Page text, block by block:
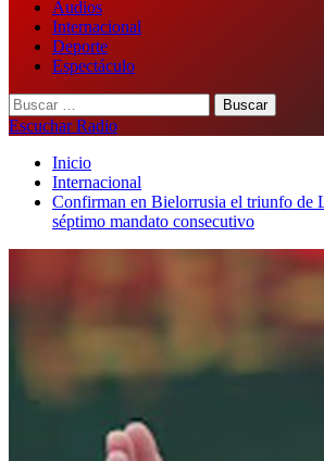
Audios
Internacional
Deporte
Espectáculo
Buscar:
Escuchar Radio
Inicio
Internacional
Confirman en Bielorrusia el triunfo de
séptimo mandato consecutivo